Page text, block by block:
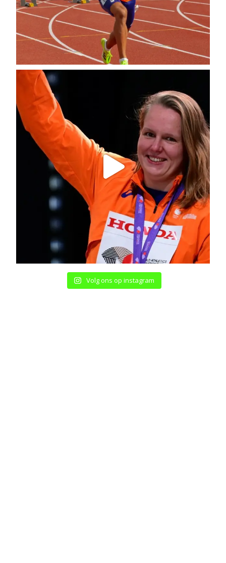
Volg ons op instagram